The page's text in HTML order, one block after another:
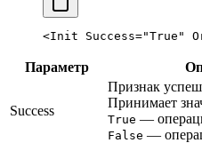
<Init Success="True"
Параметр
Success
Признак
Принимает
True —
False —